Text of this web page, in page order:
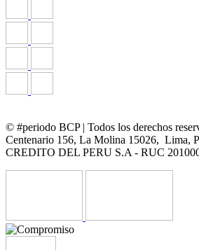
© #periodo BCP | Todos los derechos
Centenario 156, La Molina 15026, Lima,
CREDITO DEL PERU S.A - RUC